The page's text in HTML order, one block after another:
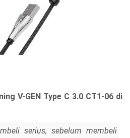
V-GEN Type C 3.0 CT1-06 di
serius, sebelum membeli